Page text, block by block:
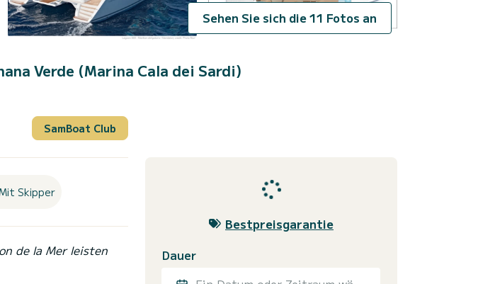
Sehen Sie sich die 11 Fotos an
Verde (Marina Cala dei Sardi)
SamBoat Club
Skipper
de la Mer leisten
Bestpreisgarantie
Dauer